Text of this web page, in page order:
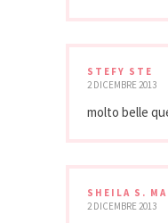
STEFY STE
2 DICEMBRE 2013
molto belle
SHEILA S.
2 DICEMBRE 2013